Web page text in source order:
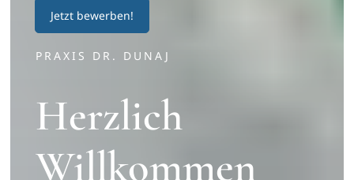
Jetzt bewerben!
PRAXIS DR. DUNAJ
Herzlich
Willkommen